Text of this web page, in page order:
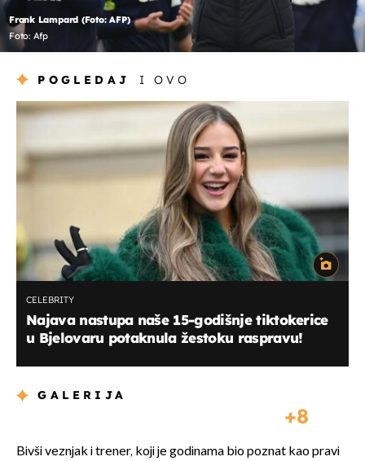
Frank Lampard (Foto: AFP)
Foto: Afp
POGLEDAJ I OVO
CELEBRITY
Najava nastupa naše 15-godišnje tiktokerice
u Bjelovaru potaknula žestoku raspravu!
GALERIJA
8
Bivši veznjak i trener, koji je godinama bio poznat kao pravi